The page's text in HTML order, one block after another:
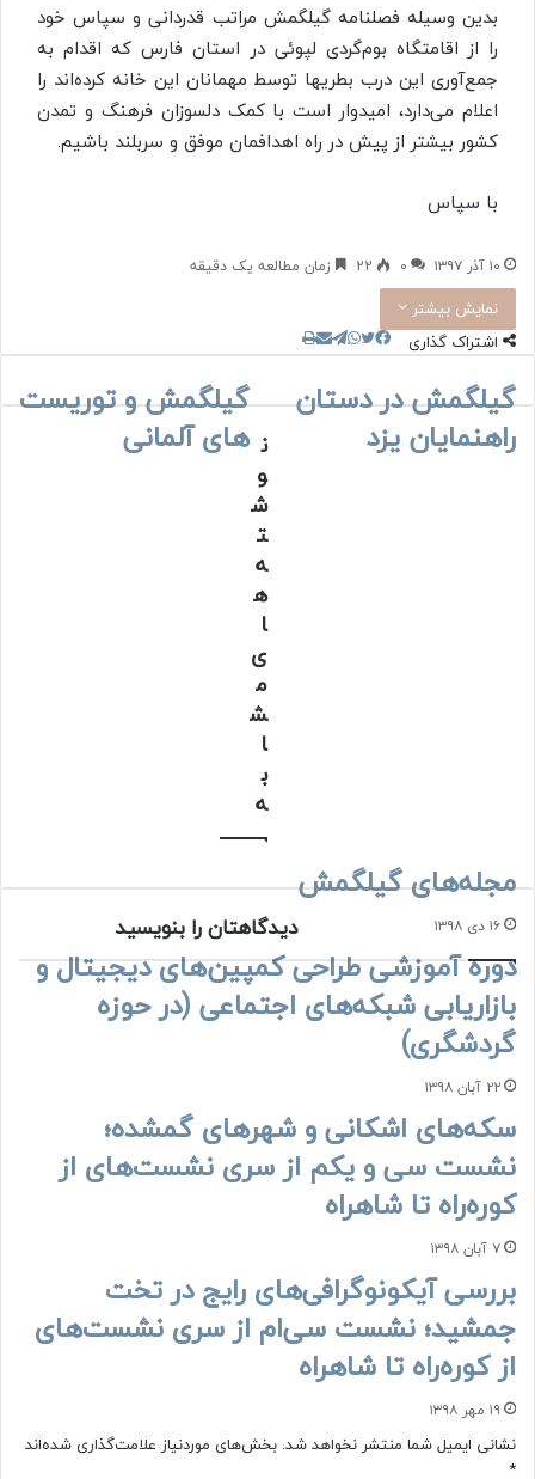
بدین وسیله فصلنامه گیلگمش مراتب قدردانی و سپاس خود
را از اقامتگاه بوم‌گردی لپوئی در استان فارس که اقدام به
جمع‌آوری این درب بطریها توسط مهمانان این خانه کرده‌اند را
اعلام می‌دارد، امیدوار است با کمک دلسوزان فرهنگ و تمدن
کشور بیشتر از پیش در راه اهدافمان موفق و سربلند باشیم.
با سپاس
۱۰ آذر ۱۳۹۷ ۰ 22 زمان مطالعه یک دقیقه
نمایش بیشتر
اشتراک گذاری
فیسبوک
توییتر
واتس
تلگرام
اشتراک
ایمیل
چاپ
گیلگمش در دستان
راهنمایان یزد
گیلگمش و توریست
های آلمانی ن
و
ش
ت
ه
ه
ا
ی
م
ش
ا
ب
ه
مجله‌های گیلگمش
۱۶ دی ۱۳۹۸
دوره آموزشی طراحی کمپین‌های دیجیتال و
بازاریابی شبکه‌های اجتماعی (در حوزه
گردشگری)
۲۲ آبان ۱۳۹۸
سکه‌های اشکانی و شهرهای گمشده؛
نشست سی و یکم از سری نشست‌های از
کوره‌راه تا شاهراه
۷ آبان ۱۳۹۸
بررسی آیکونوگرافی‌های رایج در تخت
جمشید؛ نشست سی‌ام از سری نشست‌های
از کوره‌راه تا شاهراه
۱۹ مهر ۱۳۹۸
دیدگاهتان را بنویسید
نشانی ایمیل شما منتشر نخواهد شد. بخش‌های موردنیاز علامت‌گذاری شده‌اند
*